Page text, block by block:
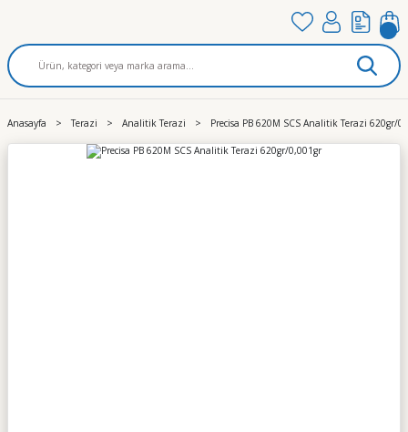
Anasayfa Terazi Analitik Terazi Precisa PB 620M SCS Analitik Terazi 620gr/